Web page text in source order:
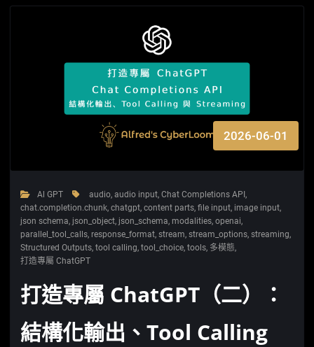
2026-06-01
Al GPT audio,audio input,Chat Completions API,
chat.completion.chunk,chatgpt,content parts,file input, image input,
json schema, json_object, json_schema,modalities,openai,
parallel_tool_calls, response_format,stream,stream_options,streaming,
Structured Outputs,tool calling,tool_choice,tools, 多模態,
打造專屬 ChatGPT
打造專屬 ChatGPT（二）：
結構化輸出、Tool Calling